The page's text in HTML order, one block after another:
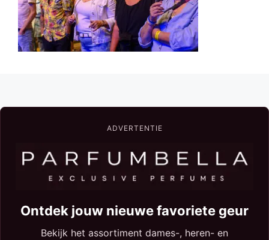
ADVERTENTIE
Ontdek jouw nieuwe favoriete geur
Bekijk het assortiment dames-, heren- en